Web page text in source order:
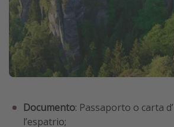
Documento: Passaporto o carta
l’espatrio;